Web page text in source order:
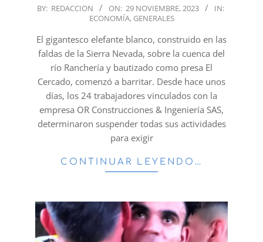
2023-
29
BY: REDACCION ON: 29 NOVIEMBRE, 2023
IN:
ECONOMÍA, GENERALES
El gigantesco elefante blanco, construido en las
faldas de la Sierra Nevada, sobre la cuenca del
río Ranchería y bautizado como presa El
Cercado, comenzó a barritar. Desde hace unos
días, los 24 trabajadores vinculados con la
empresa OR Construcciones & Ingeniería SAS,
determinaron suspender todas sus actividades
para exigir
CONTINUAR LEYENDO…